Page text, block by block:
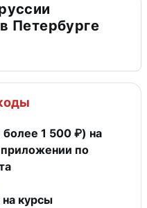
Петербурге
более 1 500 ₽) на
приложении по
курсы